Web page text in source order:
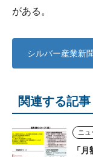
がある。
シルバー産業新
関連する記事
ニュ
「